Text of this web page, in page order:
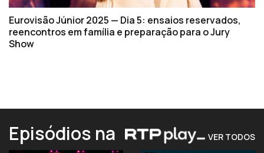
Eurovisão Júnior 2025 — Dia 5: ensaios reservados,
reencontros em família e preparação para o Jury
Show
Episódios na VER TODOS